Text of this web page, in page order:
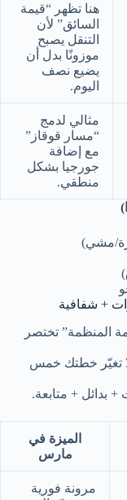
هنا تظهر “قيمة
السائق” لأن
التنقل يصبح
موزونًا بدل أن
يضيع نصف
اليوم.
مثالي لدمج
“مسار قوقاز”
مع إضافة
جورجيا بشكل
منطقي.
مشي)
+ شفافية
المنظمة” تختصر
تغيّر خطتك خمس
بدائل + متابعة.
الميزة في
مارس
مرونة فورية